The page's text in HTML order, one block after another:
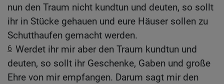
nun den Traum nicht kundtun und deuten, so sollt
ihr in Stücke gehauen und eure Häuser sollen zu
Schutthaufen gemacht werden.
6 Werdet ihr mir aber den Traum kundtun und
deuten, so sollt ihr Geschenke, Gaben und große
Ehre von mir empfangen. Darum sagt mir den